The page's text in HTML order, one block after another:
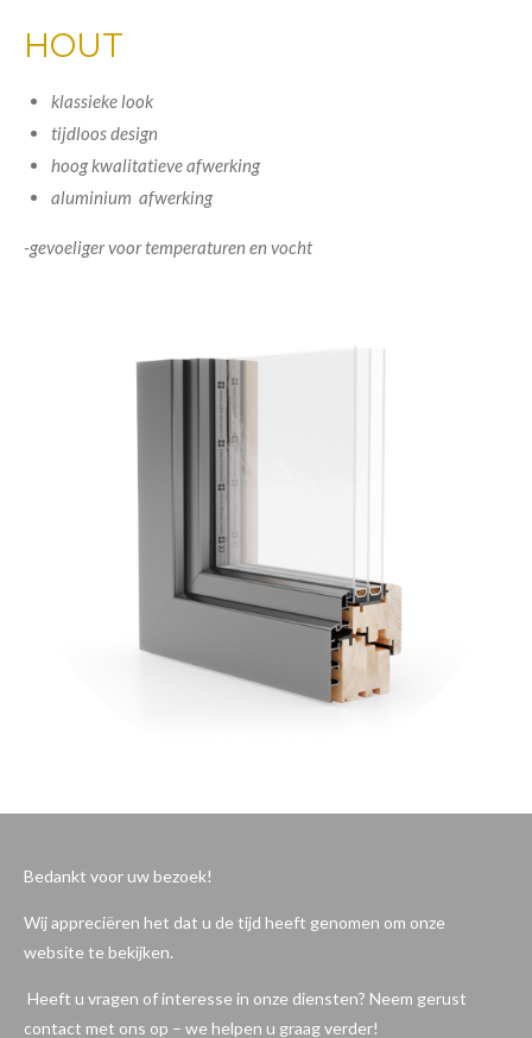
HOUT
klassieke look
tijdloos design
hoog kwalitatieve afwerking
aluminium afwerking
-gevoeliger voor temperaturen en vocht
Bedankt voor uw bezoek!
Wij appreciëren het dat u de tijd heeft genomen om onze
website te bekijken.
Heeft u vragen of interesse in onze diensten? Neem gerust
contact met ons op – we helpen u graag verder!